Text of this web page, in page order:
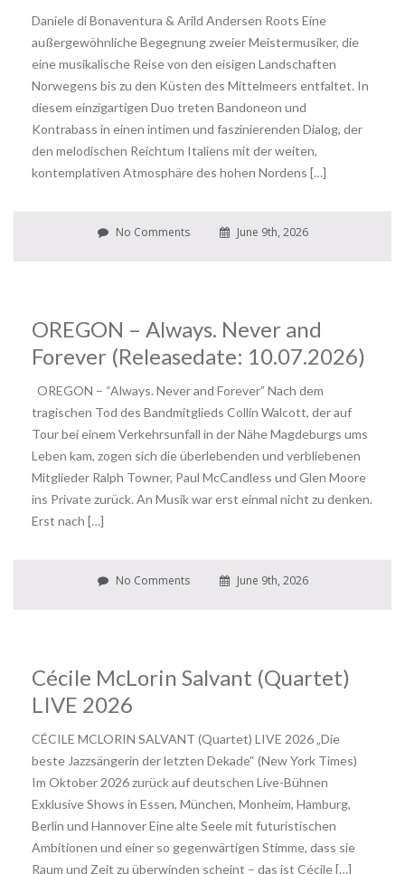
Daniele di Bonaventura & Arild Andersen Roots Eine
außergewöhnliche Begegnung zweier Meistermusiker, die
eine musikalische Reise von den eisigen Landschaften
Norwegens bis zu den Küsten des Mittelmeers entfaltet. In
diesem einzigartigen Duo treten Bandoneon und
Kontrabass in einen intimen und faszinierenden Dialog, der
den melodischen Reichtum Italiens mit der weiten,
kontemplativen Atmosphäre des hohen Nordens […]
No Comments June 9th, 2026
OREGON – Always. Never and
Forever (Releasedate: 10.07.2026)
OREGON – “Always. Never and Forever” Nach dem
tragischen Tod des Bandmitglieds Collin Walcott, der auf
Tour bei einem Verkehrsunfall in der Nähe Magdeburgs ums
Leben kam, zogen sich die überlebenden und verbliebenen
Mitglieder Ralph Towner, Paul McCandless und Glen Moore
ins Private zurück. An Musik war erst einmal nicht zu denken.
Erst nach […]
No Comments June 9th, 2026
Cécile McLorin Salvant (Quartet)
LIVE 2026
CÉCILE MCLORIN SALVANT (Quartet) LIVE 2026 „Die
beste Jazzsängerin der letzten Dekade“ (New York Times)
Im Oktober 2026 zurück auf deutschen Live-Bühnen
Exklusive Shows in Essen, München, Monheim, Hamburg,
Berlin und Hannover Eine alte Seele mit futuristischen
Ambitionen und einer so gegenwärtigen Stimme, dass sie
Raum und Zeit zu überwinden scheint – das ist Cécile […]